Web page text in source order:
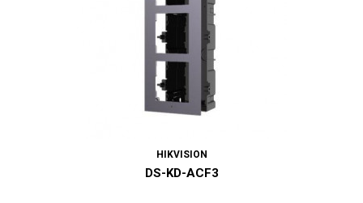
HIKVISION
DS-KD-ACF3